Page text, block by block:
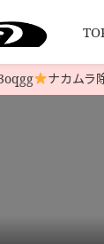
HONDA 中古除雪
いて
とプライバシー
ナカムラ除雪